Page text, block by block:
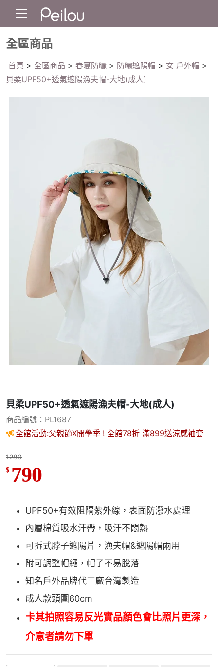
全區商品
首頁 > 全區商品 > 春夏防曬 > 防曬遮陽帽 > 女 戶外帽 >
貝柔UPF50+透氣遮陽漁夫帽-大地(成人)
貝柔UPF50+透氣遮陽漁夫帽-大地(成人)
商品編號：PL1687
全館活動:父親節X開學季 ! 全館78折 滿899送涼感袖套
1280
$ 790
UPF50+有效阻隔紫外線， 表面防潑水處理
內層棉質吸水汗帶，吸汗不悶熱
可拆式脖子遮陽片，漁夫帽&遮陽帽兩用
附可調整帽繩，帽子不易脫落
知名戶外品牌代工廠台灣製造
成人款頭圍60cm
卡其拍照容易反光實品顏色會比照片更深，
介意者請勿下單